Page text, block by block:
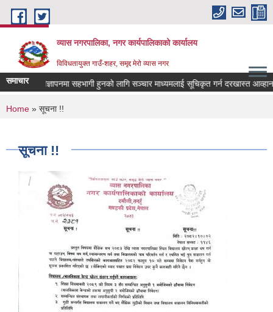
Skip to main content
व्यास नगरपालिका, नगर कार्यपालिकाको कार्यालय
विविधतायुक्त गाउँ-शहर, समृद्द मेरो व्यास नगर
समाचारविज्ञापनमा सहभागी हुनको लागि सञ्चार माध्यमलाई सूचिकृत गर्न दरखास्त आव्हान
You are here
Home » सूचना !!
सूचना !!